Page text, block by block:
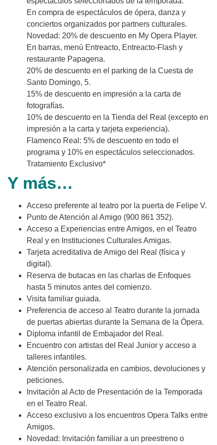
En compra de espectáculos de ópera, danza y
conciertos organizados por partners culturales.
Novedad: 20% de descuento en My Opera Player.
En barras, menú Entreacto, Entreacto-Flash y
restaurante Papagena.
20% de descuento en el parking de la Cuesta de
Santo Domingo, 5.
15% de descuento en impresión a la carta de
fotografías.
10% de descuento en la Tienda del Real (excepto en
impresión a la carta y tarjeta experiencia).
Flamenco Real: 5% de descuento en todo el
programa y 10% en espectáculos seleccionados.
Tratamiento Exclusivo*
Y más…
Acceso preferente al teatro por la puerta de Felipe V.
Punto de Atención al Amigo (900 861 352).
Acceso a Experiencias entre Amigos, en el Teatro
Real y en Instituciones Culturales Amigas.
Tarjeta acreditativa de Amigo del Real (física y
digital).
Reserva de butacas en las charlas de Enfoques
hasta 5 minutos antes del comienzo.
Visita familiar guiada.
Preferencia de acceso al Teatro durante la jornada
de puertas abiertas durante la Semana de la Ópera.
Diploma infantil de Embajador del Real.
Encuentro con artistas del Real Junior y acceso a
talleres infantiles.
Atención personalizada en cambios, devoluciones y
peticiones.
Invitación al Acto de Presentación de la Temporada
en el Teatro Real.
Acceso exclusivo a los encuentros Opera Talks entre
Amigos.
Novedad: Invitación familiar a un preestreno o